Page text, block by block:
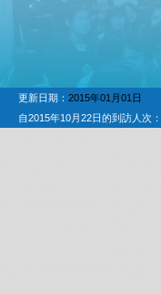
更新日期： 2015年01月01日
自2015年10月22日的到訪人次：